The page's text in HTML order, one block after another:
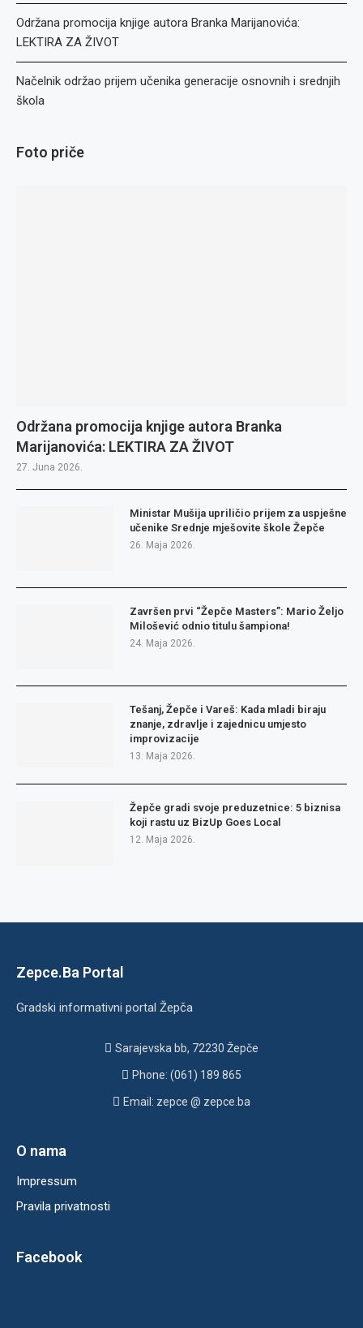
Održana promocija knjige autora Branka Marijanovića:
LEKTIRA ZA ŽIVOT
Načelnik održao prijem učenika generacije osnovnih i srednjih
škola
Foto priče
Održana promocija knjige autora Branka
Marijanovića: LEKTIRA ZA ŽIVOT
27. Juna 2026.
Ministar Mušija upriličio prijem za uspješne
učenike Srednje mješovite škole Žepče
26. Maja 2026.
Završen prvi “Žepče Masters”: Mario Željo
Milošević odnio titulu šampiona!
24. Maja 2026.
Tešanj, Žepče i Vareš: Kada mladi biraju
znanje, zdravlje i zajednicu umjesto
improvizacije
13. Maja 2026.
Žepče gradi svoje preduzetnice: 5 biznisa
koji rastu uz BizUp Goes Local
12. Maja 2026.
Zepce.Ba Portal
Gradski informativni portal Žepča
Sarajevska bb, 72230 Žepče
Phone: (061) 189 865
Email: zepce @ zepce.ba
O nama
Impressum
Pravila privatnosti
Facebook